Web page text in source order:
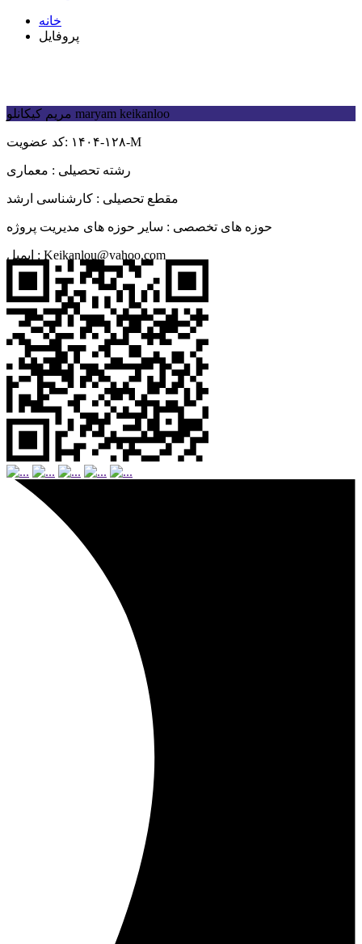
خانه
پروفایل
مریم کیکانلو maryam keikanloo
کد عضویت: ۱۴۰۴-۱۲۸-M
رشته تحصیلی : معماری
مقطع تحصیلی : کارشناسی ارشد
حوزه های تخصصی : سایر حوزه های مدیریت پروژه
ایمیل : Keikanlou@yahoo.com